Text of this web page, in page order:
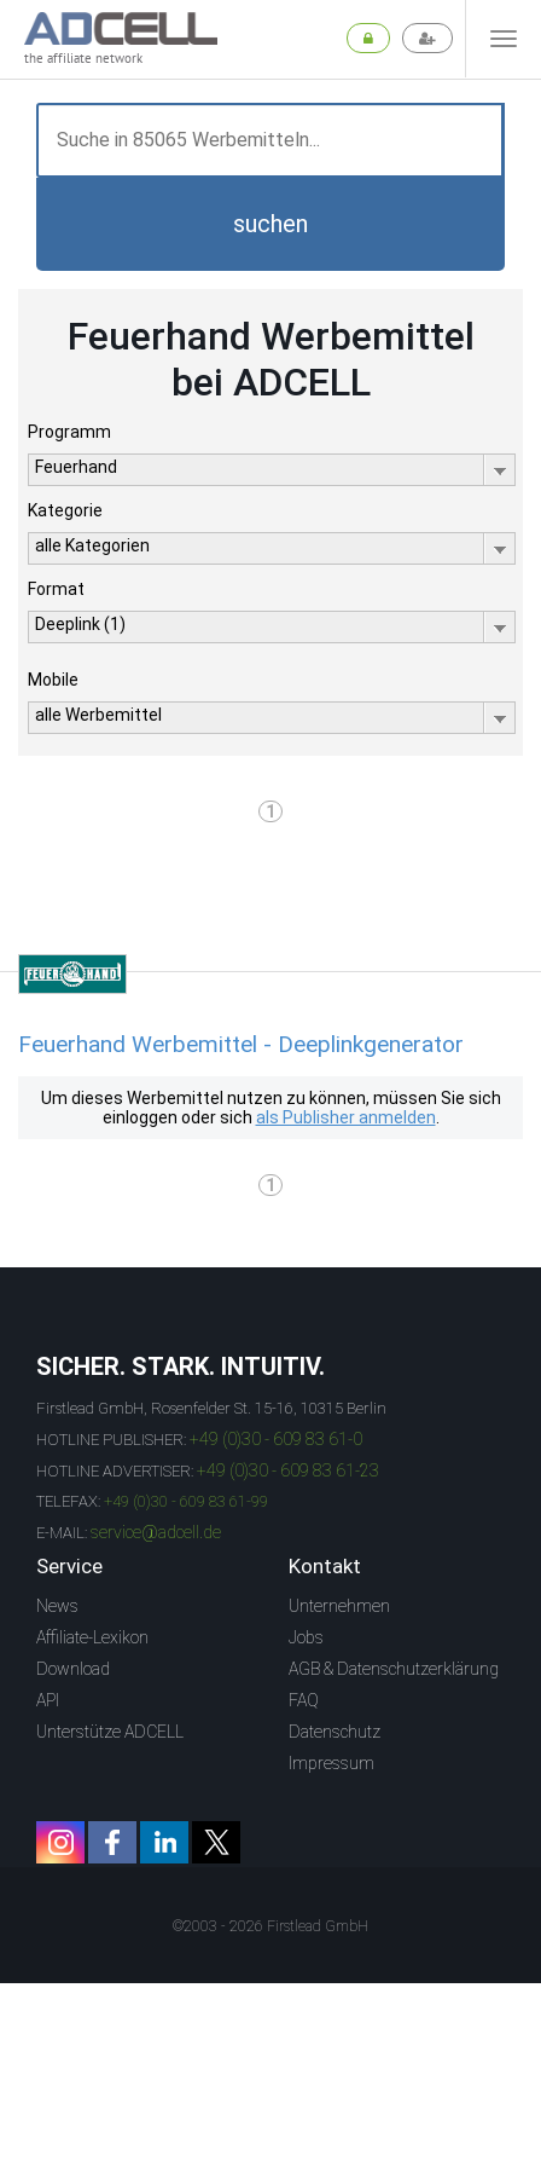
the affiliate network
suchen
Feuerhand Werbemittel
bei ADCELL
Programm
Feuerhand
Kategorie
alle Kategorien
Format
Deeplink (1)
Mobile
alle Werbemittel
1
Feuerhand Werbemittel - Deeplinkgenerator
Um dieses Werbemittel nutzen zu können, müssen Sie sich
einloggen oder sich als Publisher anmelden
1
SICHER. STARK. INTUITIV.
Firstlead GmbH, Rosenfelder St. 15-16, 10315 Berlin
HOTLINE PUBLISHER: +49 (0)30 - 609 83 61-0
HOTLINE ADVERTISER: +49 (0)30 - 609 83 61-23
TELEFAX: +49 (0)30 - 609 83 61-99
E-MAIL: service@adcell.de
Service
News
Affiliate-Lexikon
Download
API
Unterstütze ADCELL
Kontakt
Unternehmen
Jobs
AGB & Datenschutzerklärung
FAQ
Datenschutz
Impressum
©2003 - 2026 Firstlead GmbH